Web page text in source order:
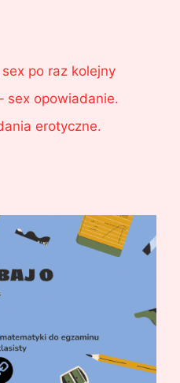
po raz kolejny
sex opowiadanie.
erotyczne.